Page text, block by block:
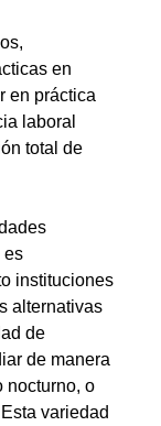
en
en práctica
laboral
total de
es
instituciones
alternativas
de
de manera
nocturno, o
variedad